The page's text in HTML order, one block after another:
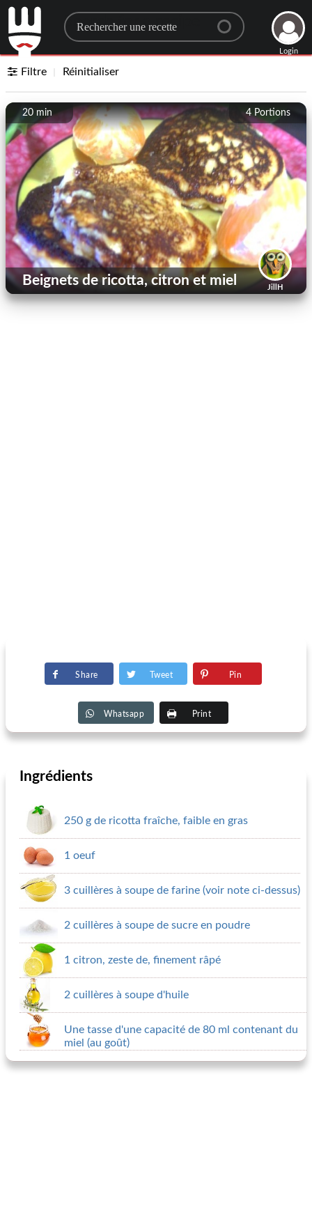
Search for a recipe
Login
Filtre Réinitialiser
4 Portions
20 min
JillH
Beignets de ricotta, citron et miel
Share Tweet Pin
Whatsapp Print
Ingrédients
250 g de ricotta fraîche, faible en gras
1 oeuf
3 cuillères à soupe de farine (voir note ci-dessus)
2 cuillères à soupe de sucre en poudre
1 citron, zeste de, finement râpé
2 cuillères à soupe d'huile
Une tasse d'une capacité de 80 ml contenant du
miel (au goût)